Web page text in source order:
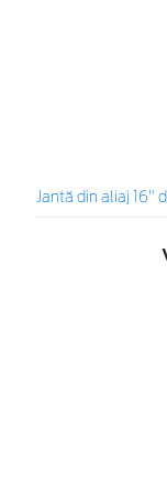
Jantă din aliaj 16"